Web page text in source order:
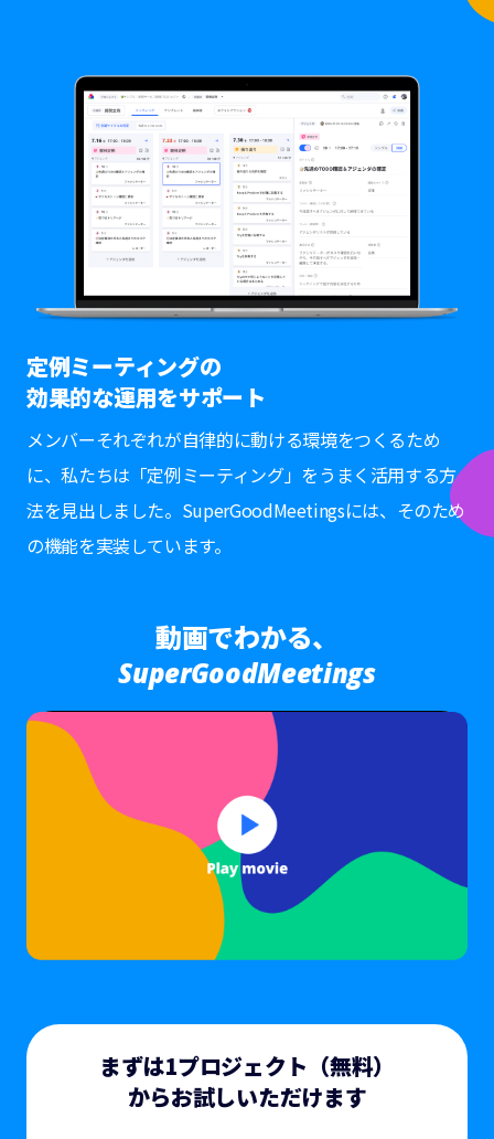
定例ミーティングの
効果的な運用をサポート
メンバーそれぞれが自律的に動ける環境をつくるため
に、私たちは「定例ミーティング」をうまく活用する方
法を見出しました。SuperGoodMeetingsには、そのため
の機能を実装しています。
動画でわかる、
SuperGoodMeetings
まずは1プロジェクト（無料）
からお試しいただけます